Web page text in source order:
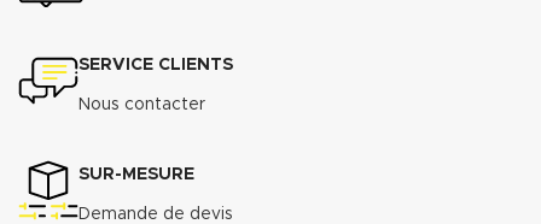
SERVICE CLIENTS
Nous contacter
SUR-MESURE
Demande de devis